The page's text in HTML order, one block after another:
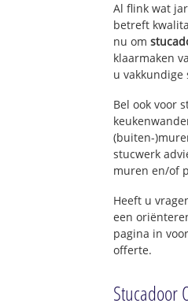
Al flink wat
betreft
nu om
klaarmaken
u
Bel ook voor
(buiten-
stucwerk
muren en/of
Heeft u
een
pagina in
offerte.
Stucadoor